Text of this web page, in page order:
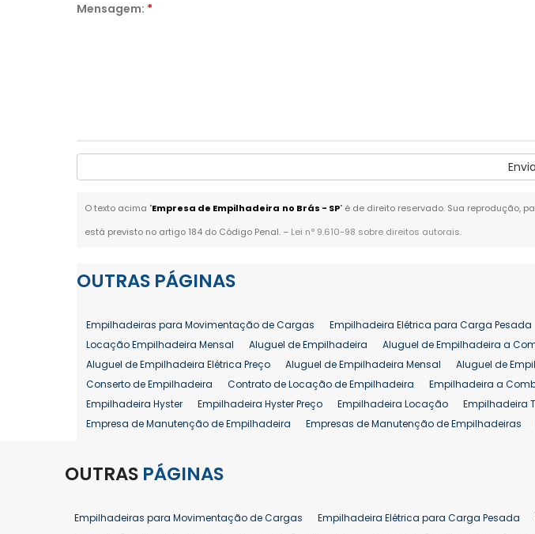
Mensagem: *
O texto acima "Empresa de Empilhadeira no Brás - SP" é de direito reservado. Sua reprodução,
está previsto no artigo 184 do Código Penal. – Lei n° 9.610-98 sobre direitos autorais.
OUTRAS PÁGINAS
Empilhadeiras para Movimentação de Cargas Empilhadeira Elétrica para Carga Pesada
Locação Empilhadeira Mensal
Aluguel de Empilhadeira Aluguel de Empilhadeira a
Aluguel de Empilhadeira Elétrica Preço
Aluguel de Empilhadeira Mensal Aluguel de
Conserto de Empilhadeira
Contrato de Locação de Empilhadeira Empilhadeira a
Empilhadeira Hyster
Empilhadeira Hyster Preço Empilhadeira Locação Empilhadeira
Empresa de Manutenção de Empilhadeira
Empresas de Manutenção de Empilhadeiras
Manutenção em Empilhadeiras
Reforma de Empilhadeira
Aluguel de Empilhadeira 25 ton
Locação de Empilhadeira 25 ton Comprar
OUTRAS PÁGINAS
Empilhadeiras para Movimentação de Cargas Empilhadeira Elétrica para Carga Pesada